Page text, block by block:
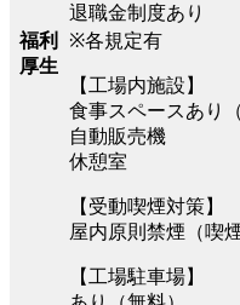
福利
厚生
退職金制度あり
※各規定有
【工場内施設】
食事スペースあり
自動販売機
休憩室
【受動喫煙対策】
屋内原則禁煙（喫
【工場駐車場】